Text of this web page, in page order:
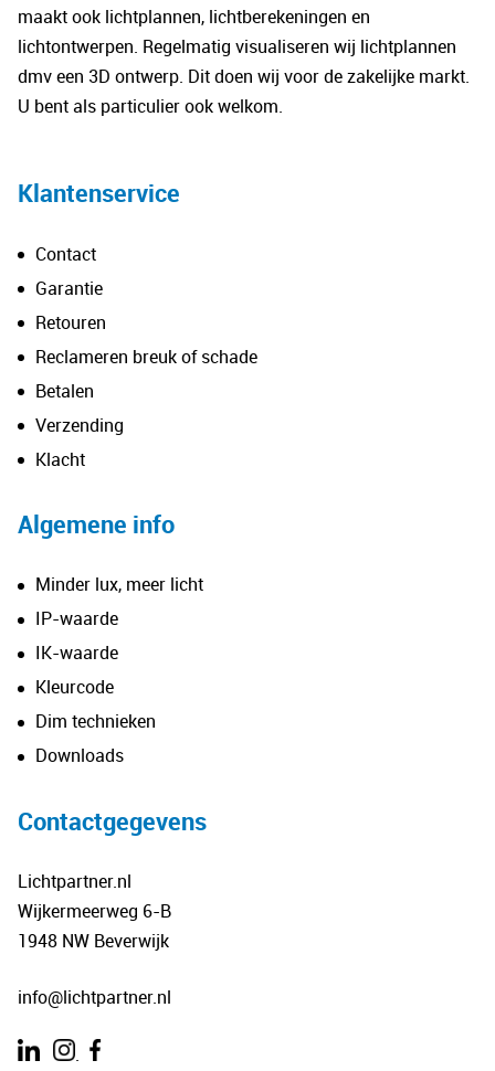
maakt ook lichtplannen, lichtberekeningen en
lichtontwerpen. Regelmatig visualiseren wij lichtplannen
dmv een 3D ontwerp. Dit doen wij voor de zakelijke markt.
U bent als particulier ook welkom.
Klantenservice
Contact
Garantie
Retouren
Reclameren breuk of schade
Betalen
Verzending
Klacht
Algemene info
Minder lux, meer licht
IP-waarde
IK-waarde
Kleurcode
Dim technieken
Downloads
Contactgegevens
Lichtpartner.nl
Wijkermeerweg 6-B
1948 NW Beverwijk
info@lichtpartner.nl
.